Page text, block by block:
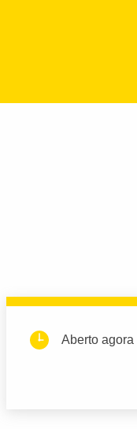
Aberto agora